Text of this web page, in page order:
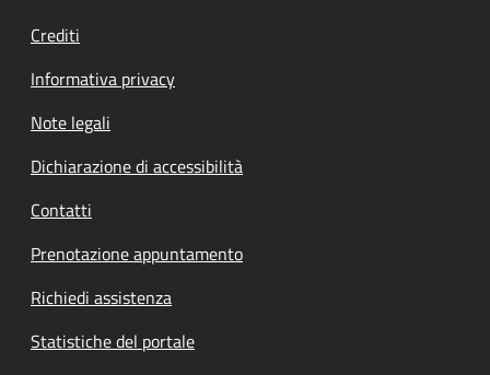
Crediti
Informativa privacy
Note legali
Dichiarazione di accessibilità
Contatti
Prenotazione appuntamento
Richiedi assistenza
Statistiche del portale